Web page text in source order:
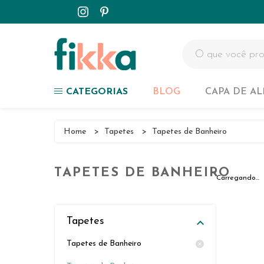
CATEGORIAS
Capa de Almofadas
Passadeiras
Customizados
NOVIDADES
BLOG CAPA DE
Capa de Almofadas
Tapetes
Passadeiras
Colchas
NOVIDADES
Home > Tapetes > Tapetes de Banheiro
Tapetes
Tapetes de Banheiro
TAPETES DE BANHEIROCarregando...